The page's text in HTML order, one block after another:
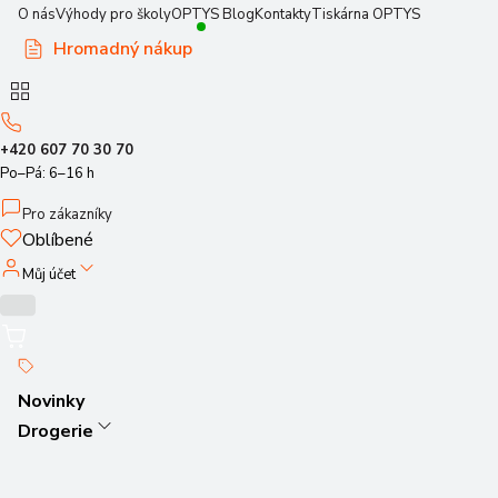
O násVýhody pro školyOPTYS BlogKontaktyTiskárna OPTYS
Hromadný nákup
+420 607 70 30 70
Po–Pá: 6–16 h
Pro zákazníky
Oblíbené
Můj účet
Novinky
Drogerie